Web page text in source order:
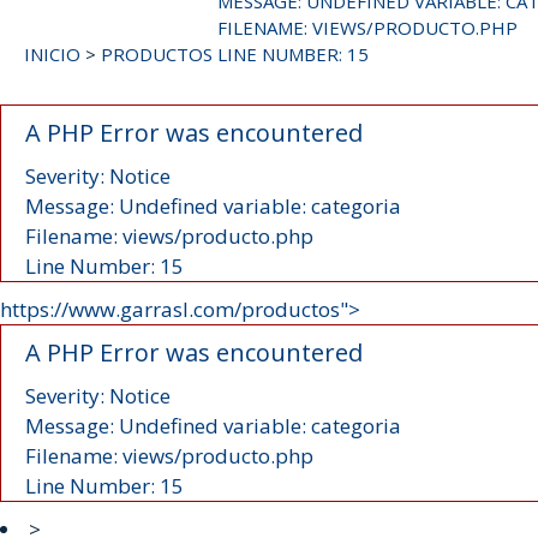
INICIO > PRODUCTOS
FILENAME: VIEWS/PRODUCTO.PHP
LINE NUMBER: 15
A PHP Error was encountered
Severity: Notice
Message: Undefined variable: categoria
Filename: views/producto.php
Line Number: 15
https://www.garrasl.com/productos">
A PHP Error was encountered
Severity: Notice
Message: Undefined variable: categoria
Filename: views/producto.php
Line Number: 15
>